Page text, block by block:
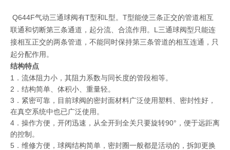
Q644F气动三通球阀有T型和L型。T型能使三条正交的管道相互
联通和切断第三条通道，起分流、合流作用。L三通球阀型只能连
接相互正交的两条管道，不能同时保持第三条管道的相互连通，只
起分配作用。
结构特点
1．流体阻力小，其阻力系数与同长度的管段相等。
2．结构简单、体积小、重量轻。
3．紧密可靠，目前球阀的密封面材料广泛使用塑料、密封性好，
在真空系统中也已广泛使用。
4．操作方便，开闭迅速，从全开到全关只要旋转90°，便于远距离
的控制。
5．维修方便，球阀结构简单，密封圈一般都是活动的，拆卸更换